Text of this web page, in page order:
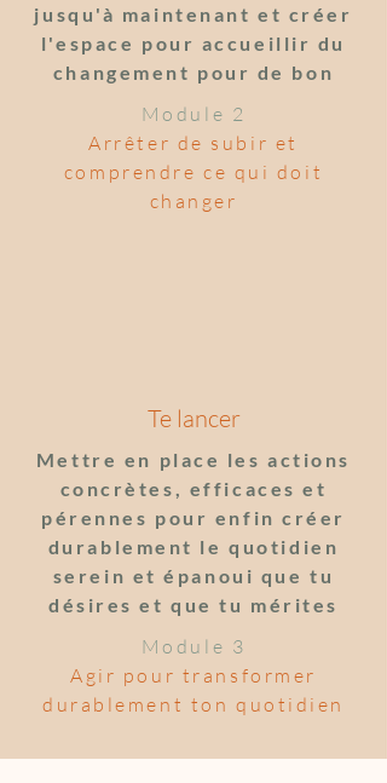
jusqu'à maintenant et créer
l'espace pour accueillir du
changement pour de bon
Module 2
Arrêter de subir et
comprendre ce qui doit
changer
Te lancer
Mettre en place les actions
concrètes, efficaces et
pérennes pour enfin créer
durablement le quotidien
serein et épanoui que tu
désires et que tu mérites
Module 3
Agir pour transformer
durablement ton quotidien